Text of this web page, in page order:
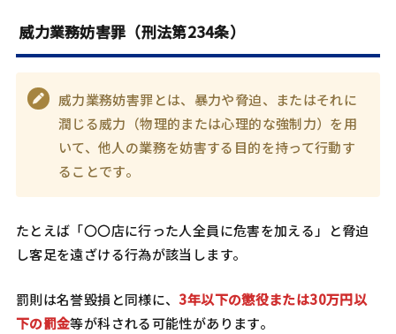
威力業務妨害罪（刑法第234条）
威力業務妨害罪とは、暴力や脅迫、またはそれに
潤じる威力（物理的または心理的な強制力）を用
いて、他人の業務を妨害する目的を持って行動す
ることです。
たとえば「〇〇店に行った人全員に危害を加える」と脅迫
し客足を遠ざける行為が該当します。
罰則は名誉毀損と同様に、 3年以下の懲役または30万円以
下の罰金等が科される可能性があります。